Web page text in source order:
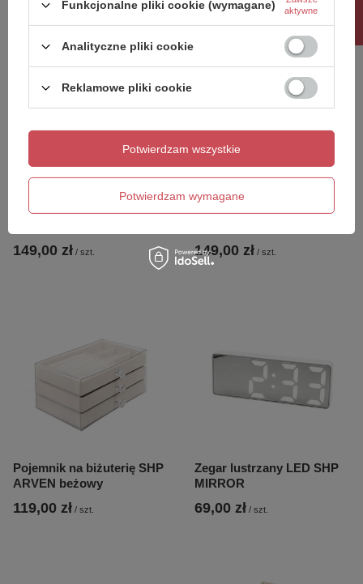
Poduszka dekoracyjna z
frędzlami SHP BOHI 45x45
149,00 zł / szt.
Poduszka dekoracyjna z
frędzlami SHP BOHI LONG
149,00 zł / szt.
Pojemnik na biżuterię SHP
ARVEN beżowy
119,00 zł / szt.
Zegar lustrzany LED SHP
MIRROR
69,00 zł / szt.
Funkcjonalne pliki cookie (wymagane)
aktywne
Analityczne pliki cookie
Reklamowe pliki cookie
Potwierdzam wymagane
Potwierdzam wszystkie